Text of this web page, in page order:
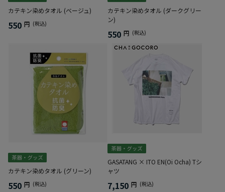
カテキン染めタオル (ベージュ)
550 円 (税込)
カテキン染めタオル (ダークグリー
ン)
550 円 (税込)
カテキン染めタオル (グリーン)
550 円 (税込)
GASATANG × ITO EN(Oi Ocha) Tシ
ャツ
7,150 円 (税込)